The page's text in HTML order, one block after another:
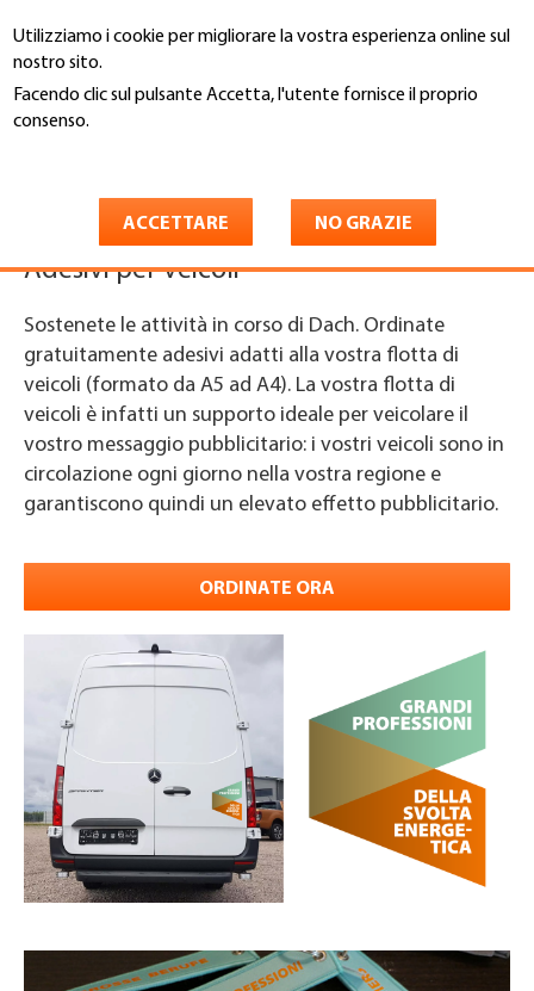
Utilizziamo i cookie per migliorare la vostra esperienza online sul
nostro sito.
Facendo clic sul pulsante Accetta, l'utente fornisce il proprio
consenso.
ACCETTARE NO GRAZIE
al
contenuto
principale
You
Adesivi per veicoli
Sostenete le attività in corso di Dach. Ordinate
gratuitamente adesivi adatti alla vostra flotta di
veicoli (formato da A5 ad A4). La vostra flotta di
veicoli è infatti un supporto ideale per veicolare il
vostro messaggio pubblicitario: i vostri veicoli sono in
circolazione ogni giorno nella vostra regione e
garantiscono quindi un elevato effetto pubblicitario.
ORDINATE ORA